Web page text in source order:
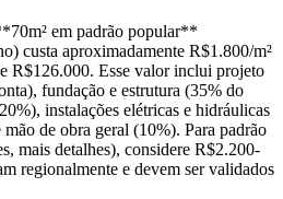
em padrão popular**
custa aproximadamente R$1.800/m²
R$126.000. Esse valor inclui projeto
fundação e estrutura (35% do
instalações elétricas e hidráulicas
de obra geral (10%). Para padrão
mais detalhes), considere R$2.200-
regionalmente e devem ser validados